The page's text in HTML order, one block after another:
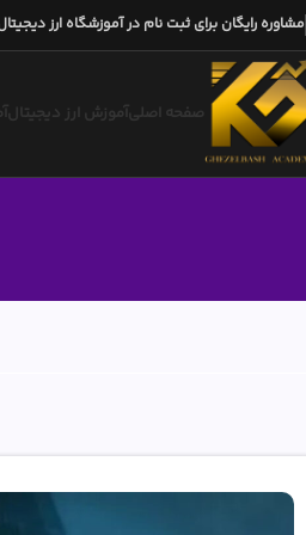
مشاوره رایگان برای ثبت نام در آموزشگاه ارز
صفحه اصلیآموزش ارز دیجیتال